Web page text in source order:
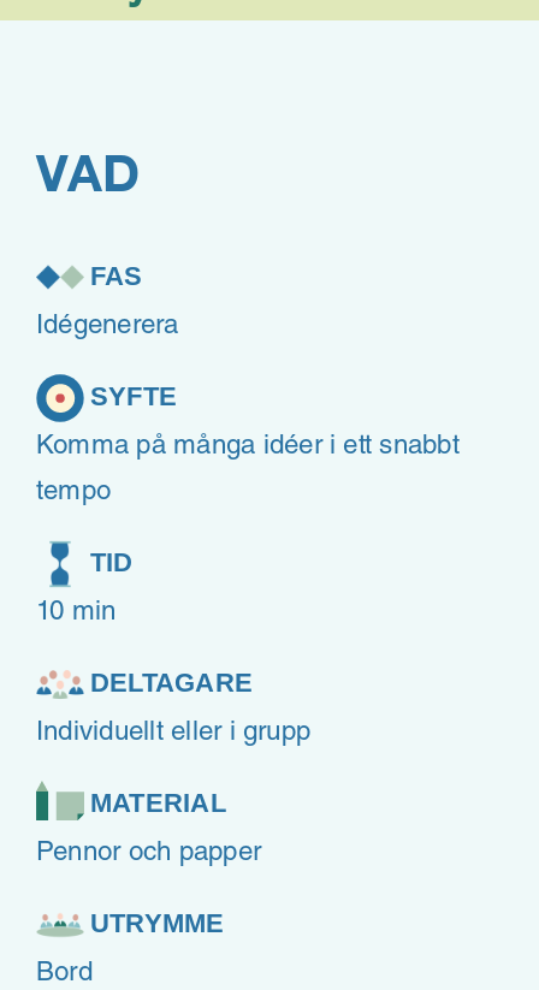
VAD
FAS
Idégenerera
SYFTE
Komma på många idéer i ett snabbt
tempo
TID
10 min
DELTAGARE
Individuellt eller i grupp
MATERIAL
Pennor och papper
UTRYMME
Bord